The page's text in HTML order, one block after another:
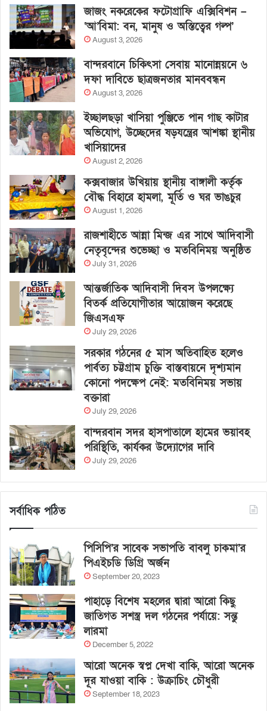
জাজং নকরেকের ফটোগ্রাফি এক্সিবিশন –
‘আ’বিমা: বন, মানুষ ও অস্তিত্বের গল্প’
August 3, 2026
বান্দরবানে চিকিৎসা সেবায় মানোন্নয়নে ৬
দফা দাবিতে ছাত্রজনতার মানববন্ধন
August 3, 2026
ইচ্ছালছড়া খাসিয়া পুঞ্জিতে পান গাছ কাটার
অভিযোগ, উচ্ছেদের ষড়যন্ত্রের আশঙ্কা স্থানীয়
খাসিয়াদের
August 2, 2026
কক্সবাজার উখিয়ায় স্থানীয় বাঙ্গালী কর্তৃক
বৌদ্ধ বিহারে হামলা, মূর্তি ও ঘর ভাঙচুর
August 1, 2026
রাজশাহীতে আন্না মিন্জ এর সাথে আদিবাসী
নেতৃবৃন্দের শুভেচ্ছা ও মতবিনিময় অনুষ্ঠিত
July 31, 2026
আন্তর্জাতিক আদিবাসী দিবস উপলক্ষ্যে
বিতর্ক প্রতিযোগীতার আয়োজন করেছে
জিএসএফ
July 29, 2026
সরকার গঠনের ৫ মাস অতিবাহিত হলেও
পার্বত্য চট্টগ্রাম চুক্তি বাস্তবায়নে দৃশ্যমান
কোনো পদক্ষেপ নেই: মতবিনিময় সভায়
বক্তারা
July 29, 2026
বান্দরবান সদর হাসপাতালে হামের ভয়াবহ
পরিস্থিতি, কার্যকর উদ্যোগের দাবি
July 29, 2026
সর্বাধিক পঠিত
পিসিপি’র সাবেক সভাপতি বাবলু চাকমা’র
পিএইচডি ডিগ্রি অর্জন
September 20, 2023
পাহাড়ে বিশেষ মহলের দ্বারা আরো কিছু
জাতিগত সশস্ত্র দল গঠনের পর্যায়ে: সন্তু
লারমা
December 5, 2022
আরো অনেক স্বপ্ন দেখা বাকি, আরো অনেক
দূর যাওয়া বাকি : উক্রাচিং চৌধুরী
September 18, 2023